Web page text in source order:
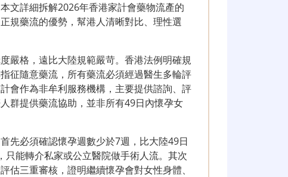
文詳細拆解2026年香港家計會藥物流產的
規藥流的優勢，幫港人清晰對比、理性選
嚴格，遠比大陸規範嚴苛。香港法例明確規
征隨意藥流，所有藥流必須經過醫生多輪評
會作為非牟利服務機構，主要提供諮詢、評
群提供藥流協助，並非所有49日內懷孕女
先必須確認懷孕週數少於7週，比大陸49日
能轉介私家或公立醫院做手術人流。其次
估三重審核，證明繼續懷孕會對女性身體、